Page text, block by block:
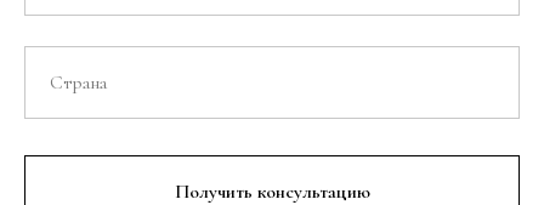
Получить консультацию